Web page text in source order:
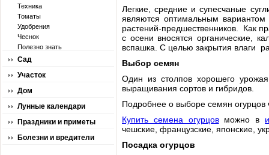
Техника
Томаты
Удобрения
Чеснок
Полезно знать
Сад
Участок
Дом
Лунные календари
Праздники и приметы
Болезни и вредители
Легкие, средние и супесчаные
являются оптимальным вариантом
растений-предшественников. Как
с осени вносятся органические,
вспашка. С целью закрытия влаги
Выбор семян
Один из столпов хорошего
выращивания сортов и гибридов.
Подробнее о выборе семян огурцов
Купить семена огурцовможно в
чешские, французские, японские,
Посадка огурцов